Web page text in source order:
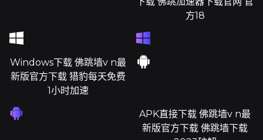
方18
Windows下载 佛跳墙v n最
新版官方下载 猎豹每天免费
1小时加速
APK直接下载 佛跳墙v n最
新版官方下载 佛跳墙下载